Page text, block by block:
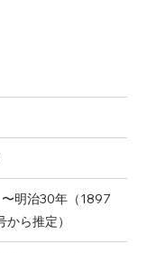
明治30年（1897
ら推定）